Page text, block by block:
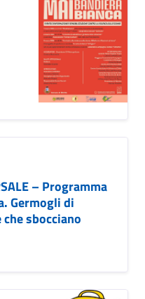
– Programma
Germogli di
sbocciano